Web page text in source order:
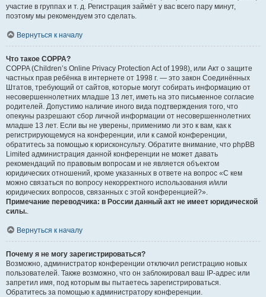
участие в группах и т. д. Регистрация займёт у вас всего пару минут,
поэтому мы рекомендуем это сделать.
Вернуться к началу
Что такое COPPA?
COPPA (Children’s Online Privacy Protection Act of 1998), или Акт о защите
частных прав ребёнка в интернете от 1998 г. — это закон Соединённых
Штатов, требующий от сайтов, которые могут собирать информацию от
несовершеннолетних младше 13 лет, иметь на это письменное согласие
родителей. Допустимо наличие иного вида подтверждения того, что
опекуны разрешают сбор личной информации от несовершеннолетних
младше 13 лет. Если вы не уверены, применимо ли это к вам, как к
регистрирующемуся на конференции, или к самой конференции,
обратитесь за помощью к юрисконсульту. Обратите внимание, что phpBB
Limited администрация данной конференции не может давать
рекомендаций по правовым вопросам и не является объектом
юридических отношений, кроме указанных в ответе на вопрос «С кем
можно связаться по вопросу некорректного использования и/или
юридических вопросов, связанных с этой конференцией?».
Примечание переводчика: в России данный акт не имеет юридической
силы..
Вернуться к началу
Почему я не могу зарегистрироваться?
Возможно, администратор конференции отключил регистрацию новых
пользователей. Также возможно, что он заблокировал ваш IP-адрес или
запретил имя, под которым вы пытаетесь зарегистрироваться.
Обратитесь за помощью к администратору конференции.